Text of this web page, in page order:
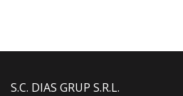
S.C. DIAS GRUP S.R.L.